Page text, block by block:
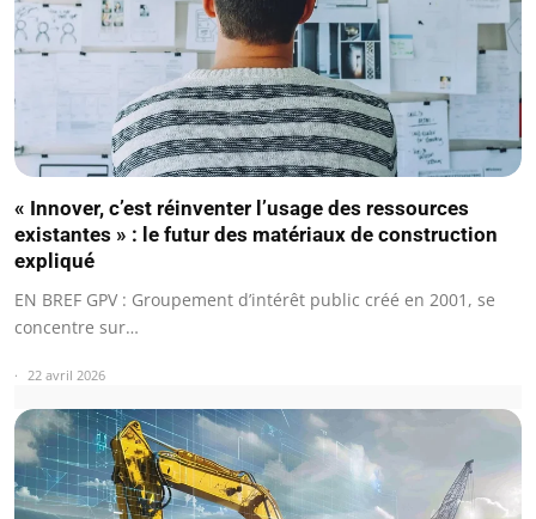
« Innover, c’est réinventer l’usage des ressources
existantes » : le futur des matériaux de construction
expliqué
EN BREF GPV : Groupement d’intérêt public créé en 2001, se
concentre sur…
22 avril 2026